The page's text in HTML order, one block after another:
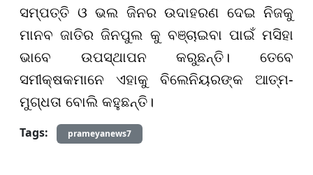
ସମ୍ପତ୍ତି ଓ ଭଲ ଜିନର ଉଦାହରଣ ଦେଇ ନିଜକୁ
ମାନବ ଜାତିର ଜିନପୁଲ କୁ ବଞ୍ଚାଇବା ପାଇଁ ମସିହା
ଭାବେ ଉପସ୍ଥାପନ କରୁଛନ୍ତି। ତେବେ
ସମୀକ୍ଷକମାନେ ଏହାକୁ ବିଲେନିୟରଙ୍କ ଆତ୍ମ-
ମୁଗ୍ଧତା ବୋଲି କହୁଛନ୍ତି।
Tags:
prameyanews7